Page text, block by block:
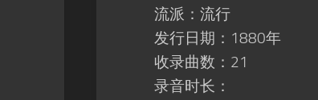
流派：流行
发行日期：1880年
收录曲数：21
录音时长：